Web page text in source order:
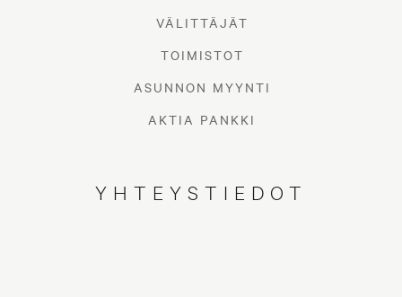
VÄLITTÄJÄT
TOIMISTOT
ASUNNON MYYNTI
AKTIA PANKKI
YHTEYSTIEDOT